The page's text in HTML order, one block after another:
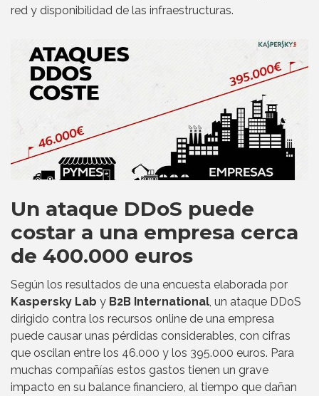
red y disponibilidad de las infraestructuras.
Un ataque DDoS puede
costar a una empresa cerca
de 400.000 euros
Según los resultados de una encuesta elaborada por
Kaspersky Lab y B2B International , un ataque DDoS
dirigido contra los recursos online de una empresa
puede causar unas pérdidas considerables, con cifras
que oscilan entre los 46.000 y los 395.000 euros. Para
muchas compañías estos gastos tienen un grave
impacto en su balance financiero, al tiempo que dañan